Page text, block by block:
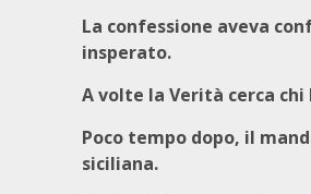
La confessione aveva
insperato.
A volte la Verità cerca
Poco tempo dopo, il
siciliana.